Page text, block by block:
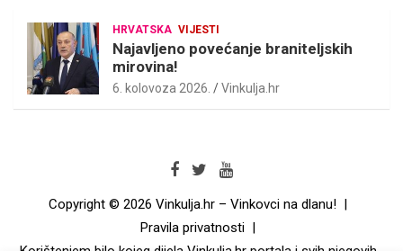
HRVATSKA VIJESTI
Najavljeno povećanje braniteljskih
mirovina!
6. kolovoza 2026. Vinkulja.hr
Copyright © 2026 Vinkulja.hr – Vinkovci na dlanu!
Pravila privatnosti